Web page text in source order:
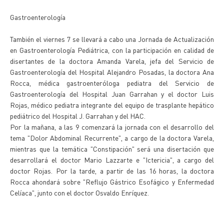
Gastroenterología
También el viernes 7 se llevará a cabo una Jornada de Actualización
en Gastroenterología Pediátrica, con la participación en calidad de
disertantes de la doctora Amanda Varela, jefa del Servicio de
Gastroenterología del Hospital Alejandro Posadas, la doctora Ana
Rocca, médica gastroenteróloga pediatra del Servicio de
Gastroenterología del Hospital Juan Garrahan y el doctor Luis
Rojas, médico pediatra integrante del equipo de trasplante hepático
pediátrico del Hospital J. Garrahan y del HAC.
Por la mañana, a las 9 comenzará la jornada con el desarrollo del
tema "Dolor Abdominal Recurrente", a cargo de la doctora Varela,
mientras que la temática "Constipación" será una disertación que
desarrollará el doctor Mario Lazzarte e "Ictericia", a cargo del
doctor Rojas. Por la tarde, a partir de las 16 horas, la doctora
Rocca ahondará sobre "Reflujo Gástrico Esofágico y Enfermedad
Celíaca", junto con el doctor Osvaldo Enríquez.